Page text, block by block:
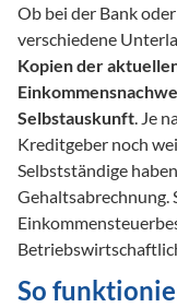
Ob bei der Bank
Kopien der
Selbstauskunft. Je
Kreditgeber noch
Selbstständige
Gehaltsabrechnung.
So